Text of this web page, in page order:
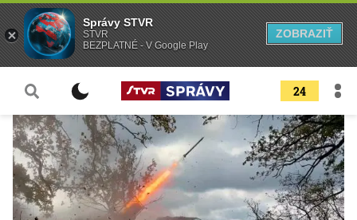
24
Správy STVR
STVR
BEZPLATNÉ - V Google Play
ZOBRAZIŤ